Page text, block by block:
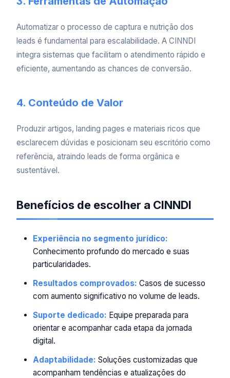
Automatizar o processo de captura e nutrição dos
leads é fundamental para escalabilidade. A CINNDI
integra sistemas que facilitam o atendimento rápido e
eficiente, aumentando as chances de conversão.
4. Conteúdo de Valor
Produzir artigos, landing pages e materiais ricos que
esclarecem dúvidas e posicionam seu escritório como
referência, atraindo leads de forma orgânica e
sustentável.
Benefícios de escolher a CINNDI
Experiência no segmento jurídico:
Conhecimento profundo do mercado e suas
particularidades.
Resultados comprovados: Casos de sucesso
com aumento significativo no volume de leads.
Suporte dedicado: Equipe preparada para
orientar e acompanhar cada etapa da jornada
digital.
Adaptabilidade: Soluções customizadas que
acompanham tendências e atualizações do